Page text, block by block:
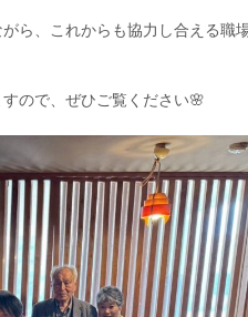
ら、これからも協力し合える職
ので、ぜひご覧ください🌸